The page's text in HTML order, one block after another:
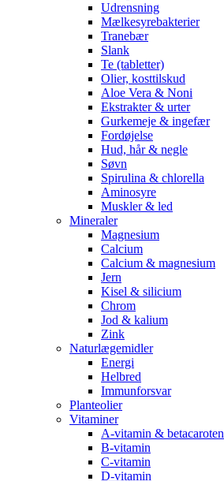
Udrensning
Mælkesyrebakterier
Tranebær
Slank
Te (tabletter)
Olier, kosttilskud
Aloe Vera & Noni
Ekstrakter & urter
Gurkemeje & ingefær
Fordøjelse
Hud, hår & negle
Søvn
Spirulina & chlorella
Aminosyre
Muskler & led
Mineraler
Magnesium
Calcium
Calcium & magnesium
Jern
Kisel & silicium
Chrom
Jod & kalium
Zink
Naturlægemidler
Energi
Helbred
Immunforsvar
Planteolier
Vitaminer
A-vitamin & betacaroten
B-vitamin
C-vitamin
D-vitamin